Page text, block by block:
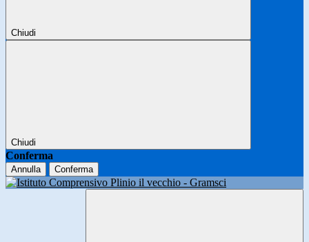
Chiudi
Chiudi
Conferma
Annulla Conferma